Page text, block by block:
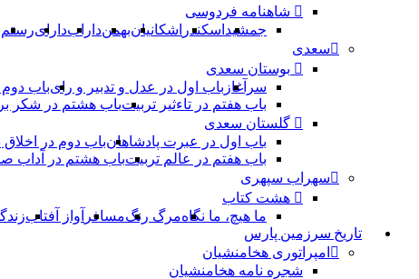
شاهنامه فردوسی
جمشید اسکندر اشکانیانبهمندارابدارایرستم
سعدی
بوستان سعدی
سرآغاز باب اول در عدل و تدبیر و رایباب
باب هفتم در تاءثیر تربیتباب هشتم در شکر
گلستان سعدی
باب اول در عبرت پادشاهانباب دوم در اخلاق
باب هفتم در عالم تربیتباب هشتم در آداب
سهراب سپهری
هشت کتاب
ما هیچ، ما نگاهمرگ رنگمسافر آواز آفتاب
تاریخ سرزمین پارس
امپراتوری هخامنشیان
شجره نامه هخامنشیان